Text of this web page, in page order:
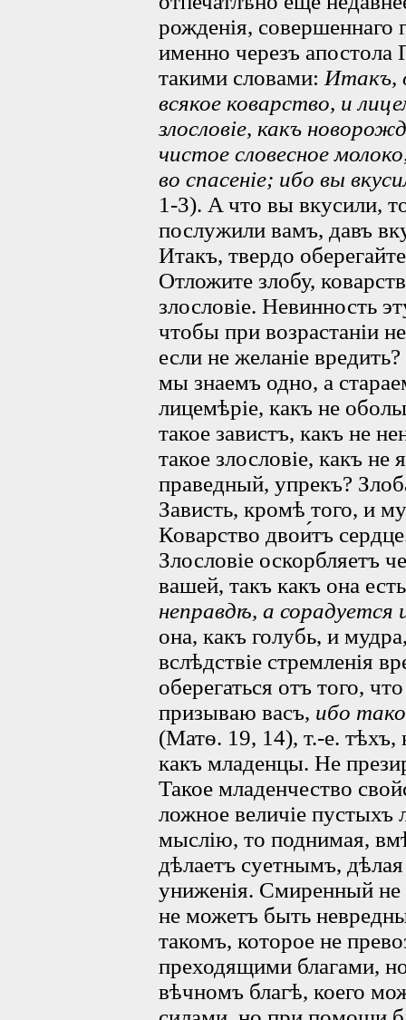
рожденія, совершеннаго
именно черезъ апостола
такими словами: Итакъ,
всякое коварство, и
злословіе, какъ
чистое словесное
во спасеніе; ибо вы
1-3). A что вы вкусили,
послужили вамъ, давъ
Итакъ, твердо
Отложите злобу,
злословіе. Невинность
чтобы при возрастаніи
если не желаніе
мы знаемъ одно, а
лицемѣріе, какъ не
такое завистъ, какъ не
такое злословіе, какъ
праведный, упрекъ?
Зависть, кромѣ того, и
Коварство двои́тъ
Злословіе оскорбляетъ
вашей, такъ какъ она
неправдѣ, а сорадуется
она, какъ голубь, и
вслѣдствіе стремленія
оберегаться отъ того,
призываю васъ, ибо
(Матѳ. 19, 14), т.-е.
какъ младенцы. He
Такое младенчество
ложное величіе пустыхъ
мыслію, то поднимая,
дѣлаетъ суетнымъ,
униженія. Смиренный
не можетъ быть
такомъ, которое не
преходящими благами,
вѣчномъ благѣ, коего